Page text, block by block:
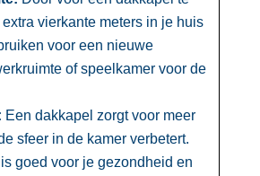
vierkante meters in je huis
voor een nieuwe
of speelkamer voor de
Een dakkapel zorgt voor meer
sfeer in de kamer verbetert.​
goed voor je gezondheid en